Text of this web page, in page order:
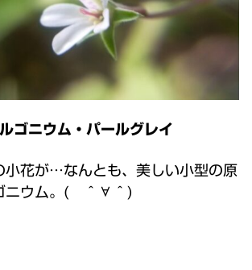
ゴニウム・パールグレイ
小花が…なんとも、美しい小型の原
ニウム。( ＾∀＾)